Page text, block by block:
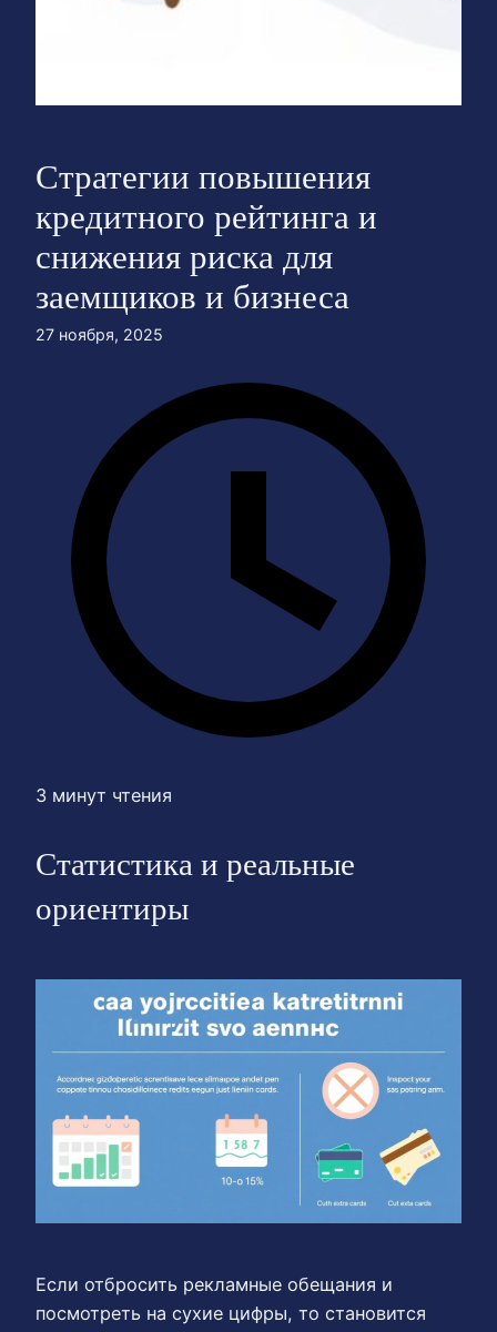
Стратегии повышения
кредитного рейтинга и
снижения риска для
заемщиков и бизнеса
27 ноября, 2025
3 минут чтения
Статистика и реальные
ориентиры
Если отбросить рекламные обещания и
посмотреть на сухие цифры, то становится